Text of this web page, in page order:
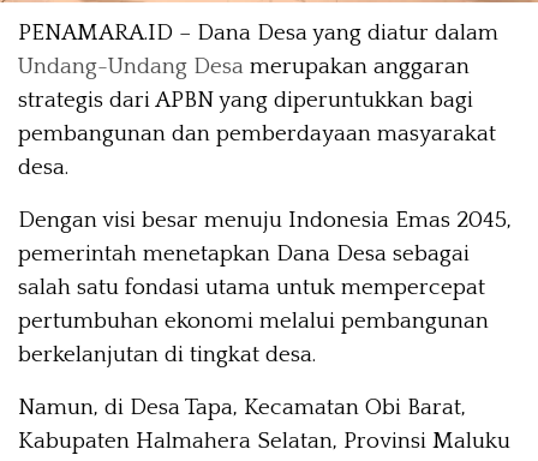
PENAMARA.ID – Dana Desa yang diatur dalam
Undang-Undang Desa merupakan anggaran
strategis dari APBN yang diperuntukkan bagi
pembangunan dan pemberdayaan masyarakat
desa.
Dengan visi besar menuju Indonesia Emas 2045,
pemerintah menetapkan Dana Desa sebagai
salah satu fondasi utama untuk mempercepat
pertumbuhan ekonomi melalui pembangunan
berkelanjutan di tingkat desa.
Namun, di Desa Tapa, Kecamatan Obi Barat,
Kabupaten Halmahera Selatan, Provinsi Maluku